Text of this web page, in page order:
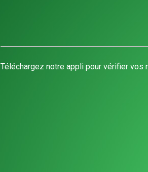
Téléchargez notre appli pour vérifier vos